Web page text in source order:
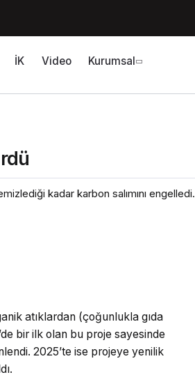
İK Video Kurumsal
kadar karbon salımını engelledi.
atıklardan (çoğunlukla gıda
bir ilk olan bu proje sayesinde
2025’te ise projeye yenilik